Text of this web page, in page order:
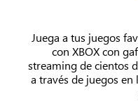
Juega a tus juegos
con XBOX con
streaming de cientos
a través de juegos